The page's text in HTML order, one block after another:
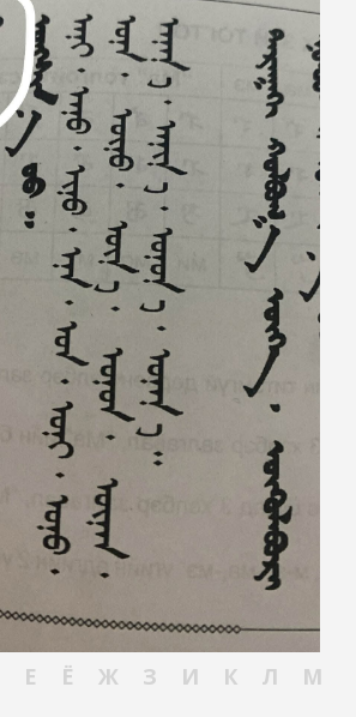
Е Ё Ж З И К Л
М